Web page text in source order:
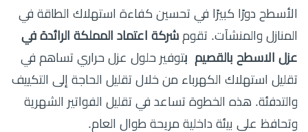
الأسطح دورًا كبيرًا في تحسين كفاءة استهلاك الطاقة في
المنازل والمنشآت. تقوم شركة اعتماد المملكة الرائدة في
عزل الاسطح بالقصيم بتوفير حلول عزل حراري تساهم في
تقليل استهلاك الكهرباء من خلال تقليل الحاجة إلى التكييف
والتدفئة. هذه الخطوة تساعد في تقليل الفواتير الشهرية
وتحافظ على بيئة داخلية مريحة طوال العام.